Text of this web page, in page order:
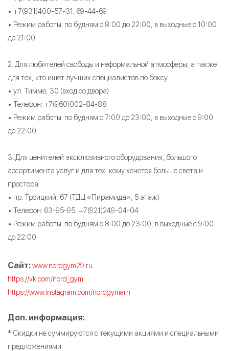
• +7(931)400-57-31; 69-44-69
• Режим работы: по будням с 8:00 до 22:00, в выходные с 10:00
до 21:00
2. Для любителей свободы и неформальной атмосферы, а также
для тех, кто ищет лучших специалистов по боксу:
• ул. Тимме, 30 (вход со двора)
• Телефон: +7(960)002-84-88
• Режим работы: по будням с 7:00 до 23:00, в выходные с 9:00
до 22:00
3. Для ценителей эксклюзивного оборудования, большого
ассортимента услуг и для тех, кому хочется больше света и
простора:
• пр. Троицкий, 67 (ТДЦ «Пирамида», 5 этаж)
• Телефон: 63-95-95, +7(921)249-04-04
• Режим работы: по будням с 8:00 до 23:00, в выходные с 9:00
до 22:00
Сайт:www.nordgym29.ru
https://vk.com/nord_gym
https://www.instagram.com/nordgymarh
Доп. информация:
* Скидки не суммируются с текущими акциями и специальными
предложениями.